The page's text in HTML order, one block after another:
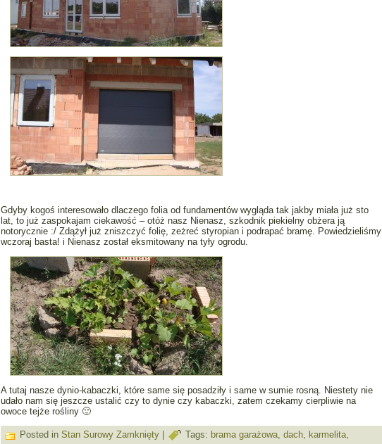
Gdyby kogoś interesowało dlaczego folia od fundamentów wygląda tak jakby miała już sto
lat, to już zaspokajam ciekawość – otóż nasz Nienasz, szkodnik piekielny obżera ją
notorycznie :/ Zdążył już zniszczyć folię, zeżreć styropian i podrapać bramę. Powiedzieliśmy
wczoraj basta! i Nienasz został eksmitowany na tyły ogrodu.
A tutaj nasze dynio-kabaczki, które same się posadziły i same w sumie rosną. Niestety nie
udało nam się jeszcze ustalić czy to dynie czy kabaczki, zatem czekamy cierpliwie na
owoce tejże rośliny 🙂
Posted in Stan Surowy Zamknięty Tags: brama garażowa, dach, karmelita,